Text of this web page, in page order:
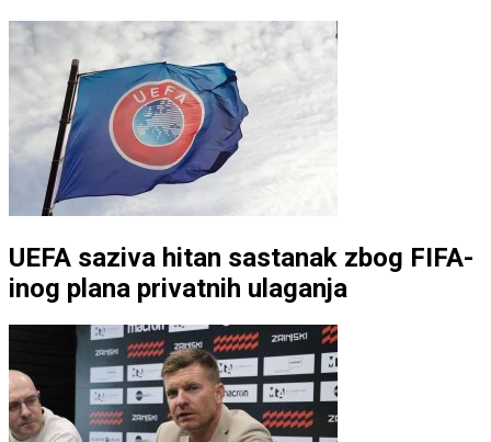
UEFA saziva hitan sastanak zbog FIFA-
inog plana privatnih ulaganja